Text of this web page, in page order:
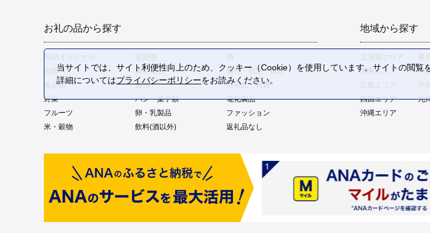
お礼の品から探す
肉類
加工食品
旅行・宿泊・体験
魚介類
麺類
日用品・雑貨
野菜
パン・菓子類
電化製品
フルーツ
卵・乳製品
ファッション
米・穀物
飲料(酒以外) 返礼品なし
地域から探す
関東エリア
中
四国エリア
九
沖縄エリア
当サイトでは、サイト利便性向上のため、クッキー（Cookie）を使用しています。サイトの閲覧
詳細についてはプライバシーポリシーをお読みください。